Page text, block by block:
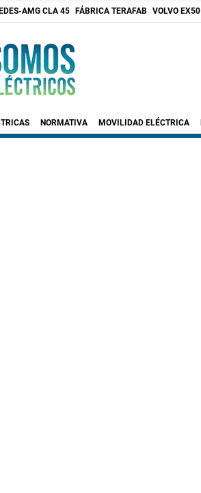
AMG CLA 45 FÁBRICA TERAFAB VOLVO EX50
NORMATIVA MOVILIDAD ELÉCTRICA